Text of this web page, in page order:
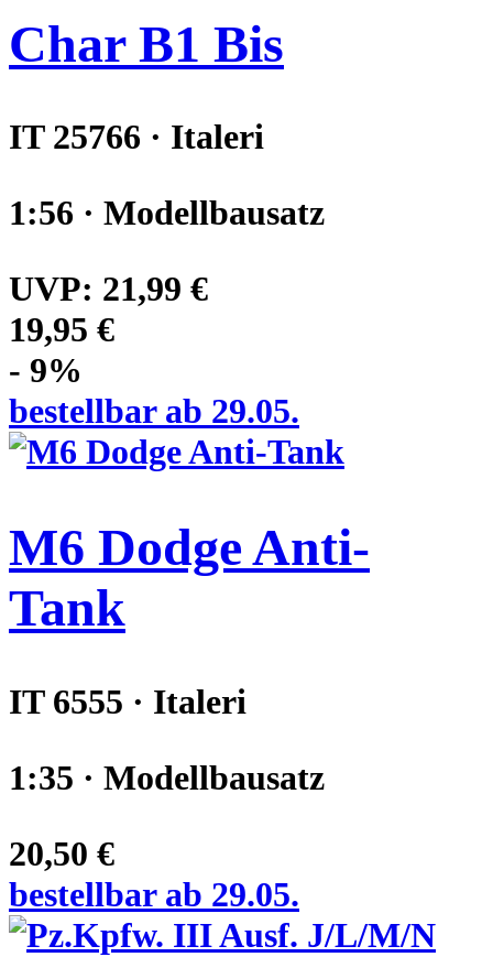
Char B1 Bis
IT 25766 · Italeri
1:56 · Modellbausatz
UVP: 21,99 €
19,95 €
- 9%
bestellbar ab 29.05.
M6 Dodge Anti-
Tank
IT 6555 · Italeri
1:35 · Modellbausatz
20,50 €
bestellbar ab 29.05.